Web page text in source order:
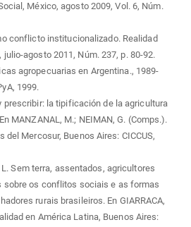
México, agosto 2009, Vol. 6, Núm.
conflicto institucionalizado. Realidad
agosto 2011, Núm. 237, p. 80-92.
agropecuarias en Argentina., 1989-
1999.
prescribir: la tipificación de la agricultura
MANZANAL, M.; NEIMAN, G. (Comps.).
Mercosur, Buenos Aires: CICCUS,
L. Sem terra, assentados, agricultores
os conflitos sociais e as formas
rurais brasileiros. En GIARRACA,
en América Latina, Buenos Aires: